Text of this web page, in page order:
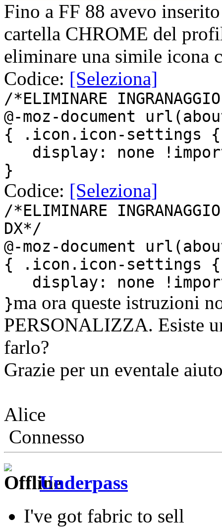
Fino a FF 88 avevo
cartella CHROME del
eliminare una simile icona
Codice: [Seleziona]
/*ELIMINARE
@-moz-document
{ .icon.icon-settings {
display: none
}
Codice: [Seleziona]
/*ELIMINARE INGRANAGGIO
DX*/
@-moz-document
{ .icon.icon-settings {
display: none
}ma ora queste istruzioni
PERSONALIZZA. Esiste
farlo?
Grazie per un eventale
Alice
Connesso
Underpass
I've got fabric to sell